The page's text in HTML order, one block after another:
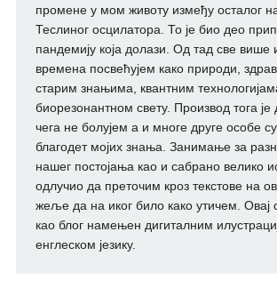
промене у мом животу између осталог
Теслиног осцилатора. То је био део
пандемију која долази. Од тад све више
времена посвећујем како природи,
старим знањима, квантним
биорезонантном свету. Производ тога
чега не болујем а и многе друге особе
благодет мојих знања. Занимање за
нашег постојања као и сабрано велико
одлучио да преточим кроз текстове на
жеље да на иког било како утичем. Овај
као блог намењен дигиталним
енглеском језику.